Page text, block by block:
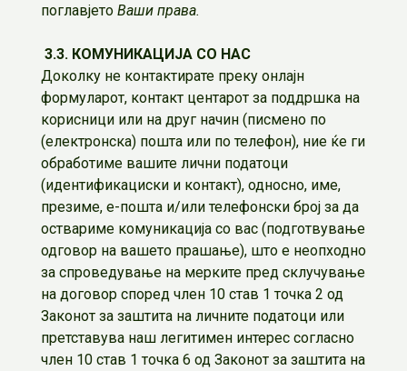
поглавјето Ваши права.
3.3. КОМУНИКАЦИЈА СО НАС
Доколку не контактирате преку онлајн
формуларот, контакт центарот за поддршка на
корисници или на друг начин (писмено по
(електронска) пошта или по телефон), ние ќе ги
обработиме вашите лични податоци
(идентификациски и контакт), односно, име,
презиме, е-пошта и/или телефонски број за да
оствариме комуникација со вас (подготвување
одговор на вашето прашање), што е неопходно
за спроведување на мерките пред склучување
на договор според член 10 став 1 точка 2 од
Законот за заштита на личните податоци или
претставува наш легитимен интерес согласно
член 10 став 1 точка 6 од Законот за заштита на